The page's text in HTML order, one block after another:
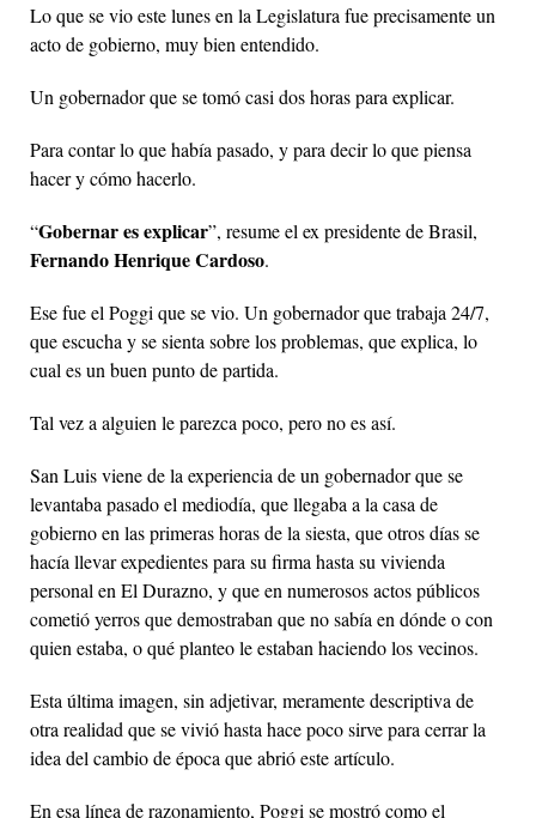
Lo que se vio este lunes en la Legislatura fue precisamente un
acto de gobierno, muy bien entendido.
Un gobernador que se tomó casi dos horas para explicar.
Para contar lo que había pasado, y para decir lo que piensa
hacer y cómo hacerlo.
“Gobernar es explicar”, resume el ex presidente de Brasil,
Fernando Henrique Cardoso.
Ese fue el Poggi que se vio. Un gobernador que trabaja 24/7,
que escucha y se sienta sobre los problemas, que explica, lo
cual es un buen punto de partida.
Tal vez a alguien le parezca poco, pero no es así.
San Luis viene de la experiencia de un gobernador que se
levantaba pasado el mediodía, que llegaba a la casa de
gobierno en las primeras horas de la siesta, que otros días se
hacía llevar expedientes para su firma hasta su vivienda
personal en El Durazno, y que en numerosos actos públicos
cometió yerros que demostraban que no sabía en dónde o con
quien estaba, o qué planteo le estaban haciendo los vecinos.
Esta última imagen, sin adjetivar, meramente descriptiva de
otra realidad que se vivió hasta hace poco sirve para cerrar la
idea del cambio de época que abrió este artículo.
En esa línea de razonamiento, Poggi se mostró como el